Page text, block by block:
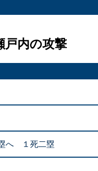
内の攻撃
へ １死二塁